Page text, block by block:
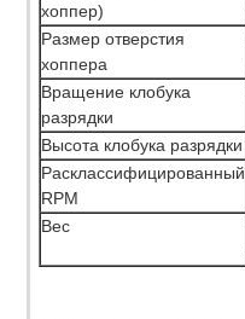
хоппер)
Размер отверстия
хоппера
Вращение клобука
разрядки
Высота клобука разрядки
Расклассифицированный
RPM
Вес